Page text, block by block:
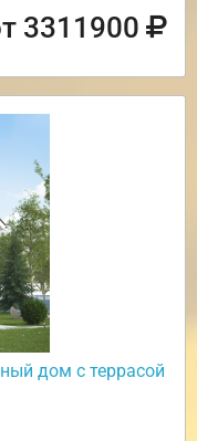
3311900
дом с террасой